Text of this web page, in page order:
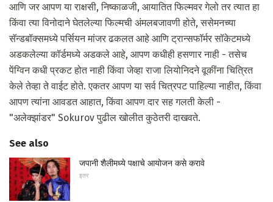
आणि जर आपण या राक्षसी, निष्काळजी, आयातित फिल्मवर गेलो तर त्यात हा
किंवा त्या विनोदाने घेतलेल्या फिल्मची अंमलबजावणी होते, ससेमनच्या
सॅन्डबॉक्समध्ये पर्सियन मांजर ढकलत आहे आणि ट्रान्सफॉर्मर सॉकेटमध्ये
अडकलेल्या कॉर्डमध्ये अडकले आहे, आपण कधीही हसणार नाही - तसेच
पेंग्विन कधी प्रकट होत नाही किंवा जेव्हा राजा लियोनिदने वूकींना चित्रित
केले तेव्हा ते वाईट होते. एकतर आपण या सर्व चित्रपट पाहिल्या नाहीत, किंवा
आपण त्यांना आवडत आहात, किंवा आपण दार सह गलती केली -
"अलेक्झांडर" Sokurov पुढील खोलीत कुठेतरी दाखवते.
See also
जपानी शैलीमध्ये पक्षाचे आयोजन कसे करावे
इतर